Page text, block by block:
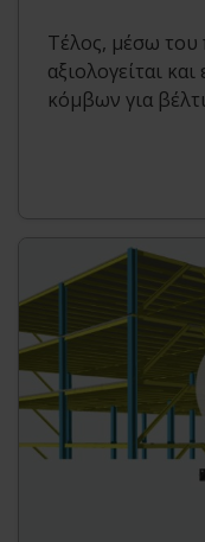
Τέλος, μέσω
αξιολογείται
κόμβων για